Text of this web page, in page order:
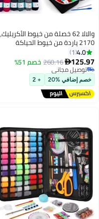
والالا 62 خصلة من خيوط الأكريليك،
2170 ياردة من خيوط الحياكة
كروشيه، 2 إبرة نسج، 10 علامات غرز،
مجموعة مثالية للمبتدئين للبالغين
والأطفال
4.0
1
125.97
260.16خصم 51%
توصيل مجاني
توصيل مجاني
خصم إضافي %20 + 2